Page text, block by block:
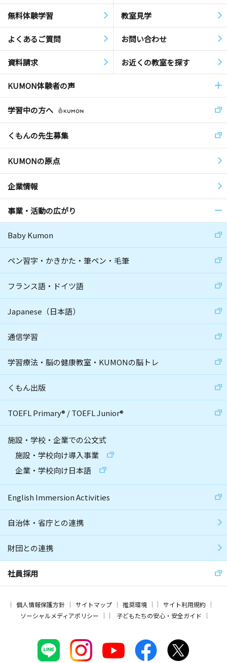
無料体験学習 教室見学
よくあるご質問 お問い合わせ
資料請求 お近くの教室を探す
KUMON体験者の声
学習中の方へ
くもんの先生募集
KUMONの原点
企業情報
事業・活動の広がり
Baby Kumon
ペン習字・かきかた・筆ペン・毛筆
フランス語・ドイツ語
Japanese（日本語）
通信学習
学習療法・脳の健康教室・KUMONの脳トレ
くもん出版
TOEFL Primary® /TOEFL Junior®
施設・学校・企業での公文式
施設・学校向け導入事業
企業・学校向け日本語
English Immersion Activities
自治体・省庁との連携
財団との連携
社員採用
個人情報保護方針 サイトマップ 推奨環境
サイト利用規約
ソーシャルメディアポリシー
子どもたちの安心・安全ガイド